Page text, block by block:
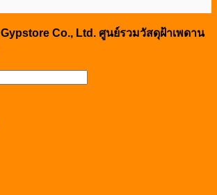
Gypstore Co., Ltd. ศูนย์รวมวัสดุฝ้าเพดาน